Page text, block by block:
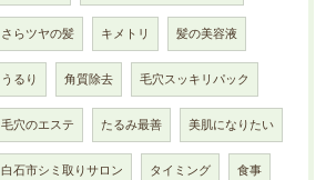
さらツヤの髪 キメトリ 髪の美容液
うるり 角質除去 毛穴スッキリパック
毛穴のエステ たるみ最善 美肌になりたい
白石市シミ取りサロン タイミング 食事